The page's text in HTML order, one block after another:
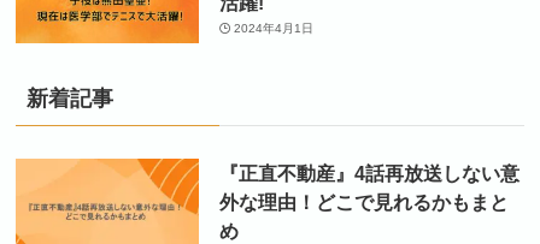
2024年4月1日
新着記事
『正直不動産』4話再放送しない意
外な理由！どこで見れるかもまと
め